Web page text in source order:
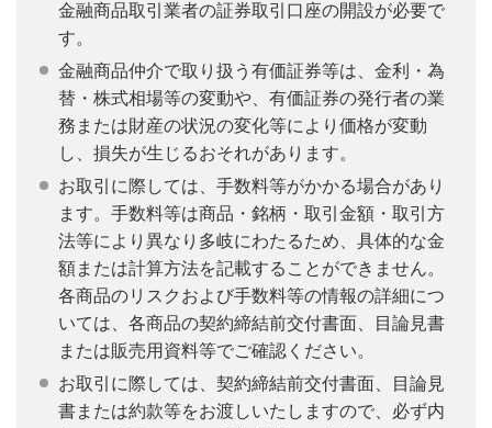
金融商品取引業者の証券取引口座の開設が必要で
す。
金融商品仲介で取り扱う有価証券等は、金利・為
替・株式相場等の変動や、有価証券の発行者の業
務または財産の状況の変化等により価格が変動
し、損失が生じるおそれがあります。
お取引に際しては、手数料等がかかる場合があり
ます。手数料等は商品・銘柄・取引金額・取引方
法等により異なり多岐にわたるため、具体的な金
額または計算方法を記載することができません。
各商品のリスクおよび手数料等の情報の詳細につ
いては、各商品の契約締結前交付書面、目論見書
または販売用資料等でご確認ください。
お取引に際しては、契約締結前交付書面、目論見
書または約款等をお渡しいたしますので、必ず内